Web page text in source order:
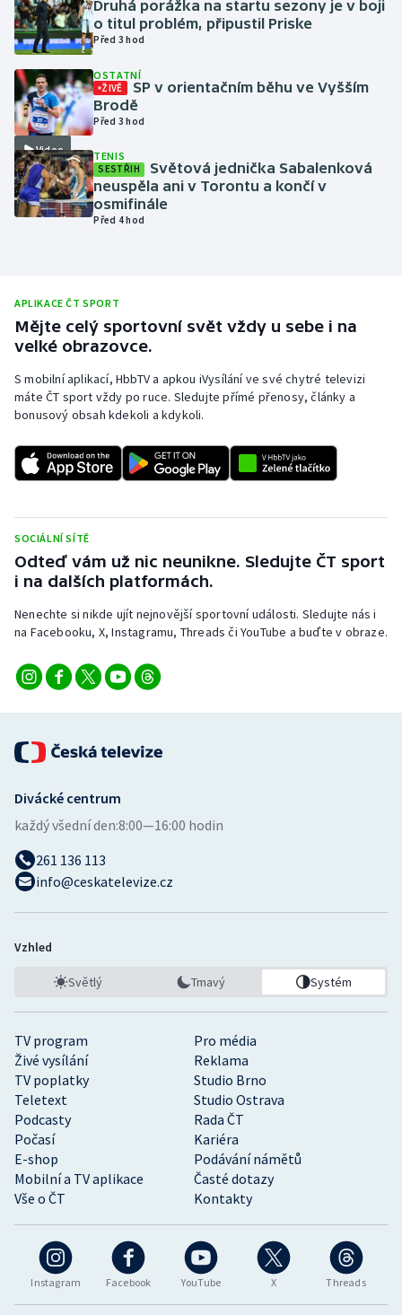
Lyže a snowboard
Moderní pětiboj
Motorsport
Olympijské hry
Parasport
Plavání
Ragby
Rychlobruslení
Rychlostní kanoistika
Sportovní střelba
Stolní tenis
Triatlon
Veslování
Volejbal
Ostatní
Druhá porážka na startu sezony je v boji
o titul problém, připustil Priske
Před 3 hod
Video
OSTATNÍ
ŽIVĚ
SP v orientačním běhu ve Vyšším
Brodě
Před 3 hod
TENIS
SESTŘIH
Světová jednička Sabalenková
neuspěla ani v Torontu a končí v
osmifinále
Před 4 hod
APLIKACE ČT SPORT
Mějte celý sportovní svět vždy u sebe i na
velké obrazovce.
S mobilní aplikací, HbbTV a apkou iVysílání ve své chytré televizi
máte ČT sport vždy po ruce. Sledujte přímé přenosy, články a
bonusový obsah kdekoli a kdykoli.
SOCIÁLNÍ SÍTĚ
Odteď vám už nic neunikne. Sledujte ČT sport
i na dalších platformách.
Nenechte si nikde ujít nejnovější sportovní události. Sledujte nás i
na Facebooku, X, Instagramu, Threads či YouTube a buďte v obraze.
Instagram Facebook YouTube X Threads
TV program
Pro média
Živé vysílání
Reklama
TV poplatky
Studio Brno
Teletext
Studio Ostrava
Podcasty
Rada ČT
Počasí
Kariéra
E-shop
Podávání námětů
Mobilní a TV aplikace
Časté dotazy
Vše o ČT
Kontakty
Divácké centrum
každý všední den:8:00—16:00 hodin
261 136 113
info@ceskatelevize.cz
Vzhled
Světlý Tmavý Systém